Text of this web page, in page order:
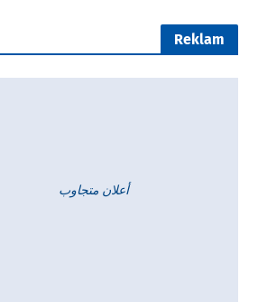
Reklam
أعلان متجاوب